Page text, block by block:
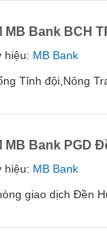
MB Bank BCH
hiệu: MB Bank
Tỉnh đội,Nông
MB Bank PGD
hiệu: MB Bank
giao dịch Đền